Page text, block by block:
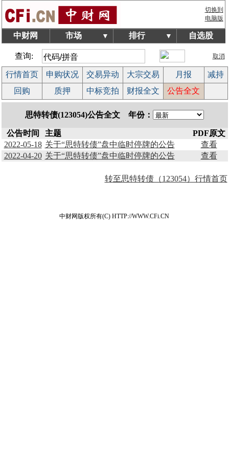
切换到
电脑版
中财网 市场 ▼ 排行 ▼ 自选股
查询: 取消
行情首页 申购状况 交易异动 大宗交易 月报
减持
回购
质押 中标竞拍 财报全文 公告全文
思特转债(123054)公告全文 年份：
公告时间 主题
PDF原文
2022-05-18 关于“思特转债”盘中临时停牌的公告
查看
2022-04-20 关于“思特转债”盘中临时停牌的公告 查看
转至思特转债（123054）行情首页
中财网版权所有(C) HTTP://WWW.CFi.CN